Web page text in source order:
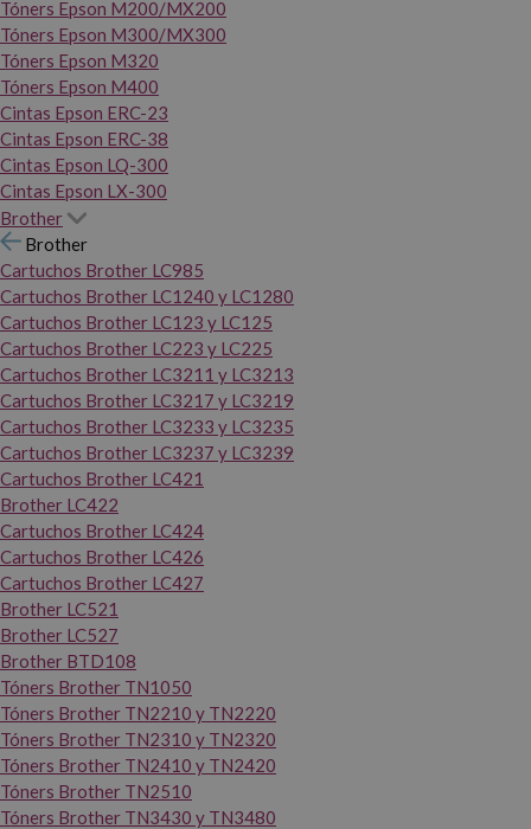
Tóners Epson M200/MX200
Tóners Epson M300/MX300
Tóners Epson M320
Tóners Epson M400
Cintas Epson ERC-23
Cintas Epson ERC-38
Cintas Epson LQ-300
Cintas Epson LX-300
Brother
Brother
Cartuchos Brother LC985
Cartuchos Brother LC1240 y LC1280
Cartuchos Brother LC123 y LC125
Cartuchos Brother LC223 y LC225
Cartuchos Brother LC3211 y LC3213
Cartuchos Brother LC3217 y LC3219
Cartuchos Brother LC3233 y LC3235
Cartuchos Brother LC3237 y LC3239
Cartuchos Brother LC421
Brother LC422
Cartuchos Brother LC424
Cartuchos Brother LC426
Cartuchos Brother LC427
Brother LC521
Brother LC527
Brother BTD108
Tóners Brother TN1050
Tóners Brother TN2210 y TN2220
Tóners Brother TN2310 y TN2320
Tóners Brother TN2410 y TN2420
Tóners Brother TN2510
Tóners Brother TN3430 y TN3480